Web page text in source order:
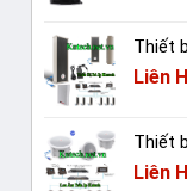
Thiết
Liên
Thiết
Liên